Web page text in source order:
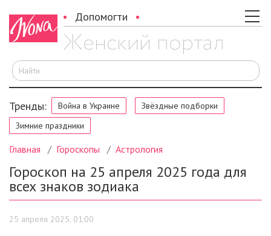
Допомогти
Тренды: Война в Украине
Звёздные подборки
Зимние праздники
Главная Гороскопы Астрология
Гороскоп на 25 апреля 2025 года для
всех знаков зодиака
25 апреля 2025, 01:00